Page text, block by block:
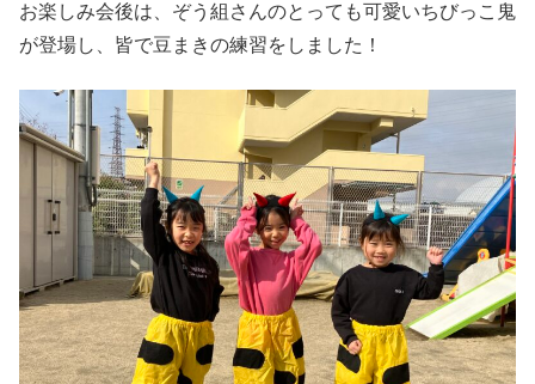
お楽しみ会後は、ぞう組さんのとっても可愛いちびっこ鬼
が登場し、皆で豆まきの練習をしました！